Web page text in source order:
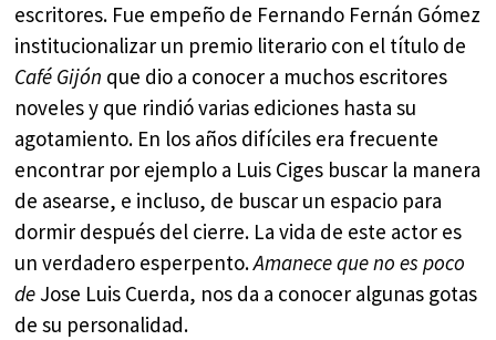
escritores. Fue empeño de Fernando Fernán Gómez
institucionalizar un premio literario con el título de
Café Gijón que dio a conocer a muchos escritores
noveles y que rindió varias ediciones hasta su
agotamiento. En los años difíciles era frecuente
encontrar por ejemplo a Luis Ciges buscar la manera
de asearse, e incluso, de buscar un espacio para
dormir después del cierre. La vida de este actor es
un verdadero esperpento.Amanece que no es poco
de Jose Luis Cuerda, nos da a conocer algunas gotas
de su personalidad.